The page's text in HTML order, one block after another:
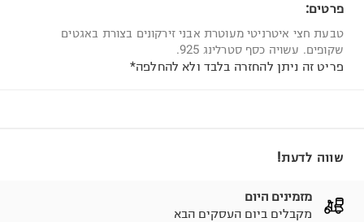
פרטים:
טבעת חצי איטרניטי מעוטרת אבני זירקונים בצורת באגטים
שקופים. עשויה כסף סטרלינג 925.
פריט זה ניתן להחזרה בלבד ולא להחלפה*
שווה לדעת!
מזמינים היום
מקבלים ביום העסקים הבא